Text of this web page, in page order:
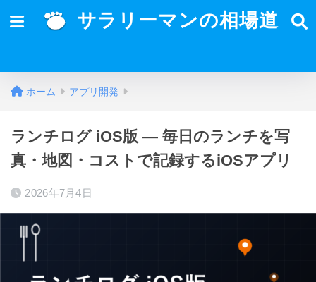
サラリーマンの相場道
ホーム アプリ開発
ランチログ iOS版 — 毎日のランチを写
真・地図・コストで記録するiOSアプリ
2026年7月4日